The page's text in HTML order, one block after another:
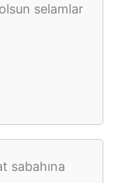
selamlar
sabahına